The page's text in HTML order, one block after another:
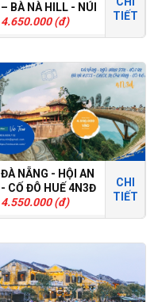
– BÀ NÀ HILL - NÚI
THẦN TÀI 4N3Đ :
TOUR GHÉP
4.650.000 (đ)
TIẾT
ĐÀ NẴNG - HỘI AN
- CỐ ĐÔ HUẾ 4N3Đ
- TOUR GHÉP
4.550.000 (đ)
CHI
TIẾT